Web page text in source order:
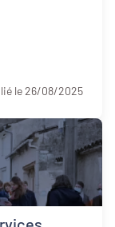
le 26/08/2025